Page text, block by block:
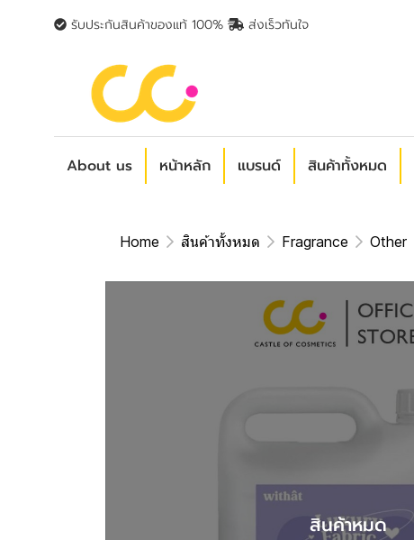
รับประกันสินค้าของแท้ 100% ส่งเร็วทันใจ
About us หน้าหลัก แบรนด์ สินค้าทั้งหมด
Home สินค้าทั้งหมด Fragrance Other
สินค้าหมด